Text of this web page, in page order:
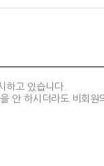
하고 있습니다.
안 하시더라도 비회원